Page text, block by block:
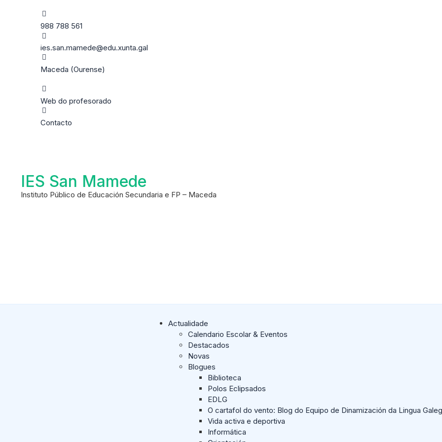
988 788 561
ies.san.mamede@edu.xunta.gal
Maceda (Ourense)
Web do profesorado
Contacto
IES San Mamede
Instituto Público de Educación Secundaria e FP – Maceda
Actualidade
Calendario Escolar & Eventos
Destacados
Novas
Blogues
Biblioteca
Polos Eclipsados
EDLG
O cartafol do vento: Blog do Equipo de Dinamización da Lingua
Vida activa e deportiva
Informática